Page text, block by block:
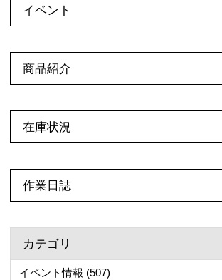
イベント
商品紹介
在庫状況
作業日誌
カテゴリ
イベント情報 (507)